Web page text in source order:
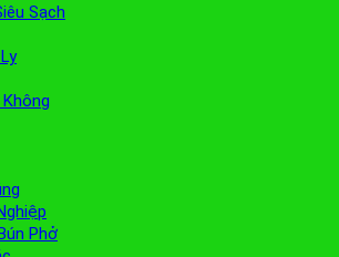
Sạch
Phở